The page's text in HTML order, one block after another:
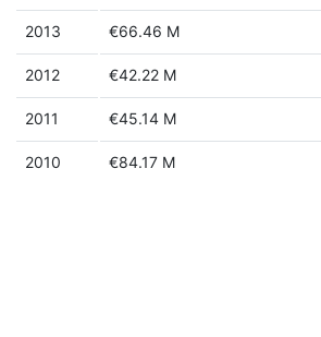
2013 €66.46 M
2012 €42.22 M
2011 €45.14 M
2010 €84.17 M